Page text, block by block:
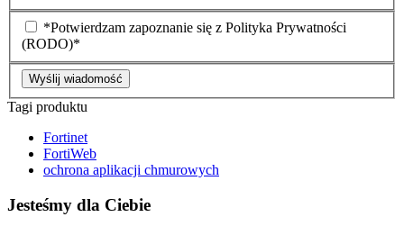
*Potwierdzam zapoznanie się z Polityka Prywatności
(RODO)*
Wyślij wiadomość
Tagi produktu
Fortinet
FortiWeb
ochrona aplikacji chmurowych
Jesteśmy dla Ciebie